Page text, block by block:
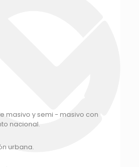
masivo y semi - masivo con
nacional.
urbana.